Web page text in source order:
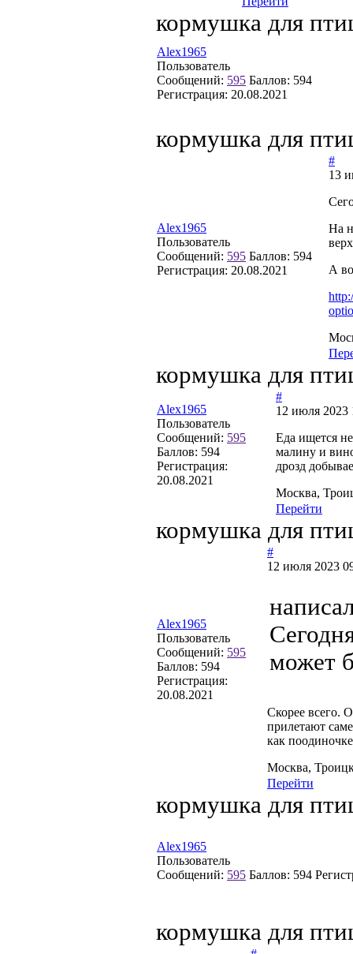
кормушка для
Alex1965
Пользователь
Сообщений: 595 Баллов: 594
Регистрация: 20.08.2021
кормушка для
Alex1965
Пользователь
Сообщений: 595 Баллов: 594
Регистрация: 20.08.2021
#
13
На
А
кормушка для
Alex1965
Пользователь
Сообщений: 595
Баллов: 594
Регистрация:
20.08.2021
#
12 июля 2023
Еда ищется
малину и
дрозд
Москва,
Перейти
кормушка для
Alex1965
Пользователь
Сообщений: 595
Баллов: 594
Регистрация:
20.08.2021
#
12 июля 2023
может
Скорее всего.
прилетают
как
Москва,
Перейти
кормушка для
Alex1965
Пользователь
Сообщений: 595 Баллов: 594
кормушка для